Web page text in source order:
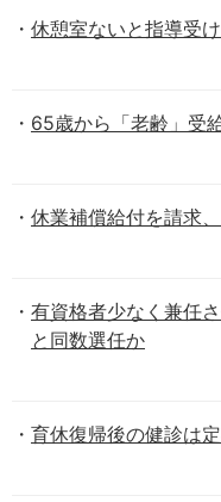
休憩室ないと指導受
65歳から「老齢」受
休業補償給付を請求
有資格者少なく兼任
と同数選任か
育休復帰後の健診は